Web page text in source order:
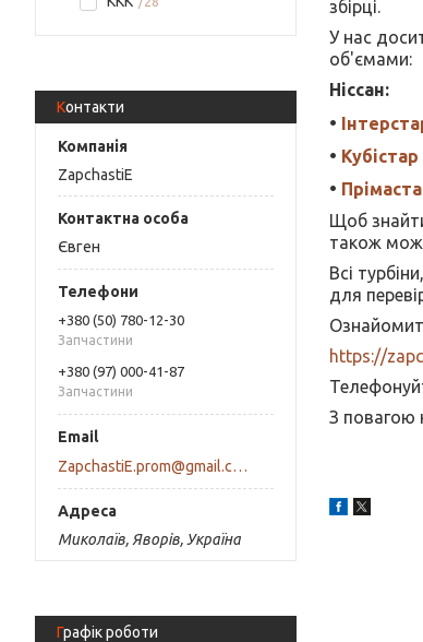
Контакти
ZapchastiE
Євген
+380 (50) 780-12-30
Запчастини
+380 (97) 000-41-87
Запчастини
ZapchastiE.prom@gmail.com
Миколаїв, Яворів, Україна
Графік роботи
збірці.
У нас
об'ємами:
Ніссан:
•
• Кубістар
•
Щоб
також
Всі
для
https://
З повагою